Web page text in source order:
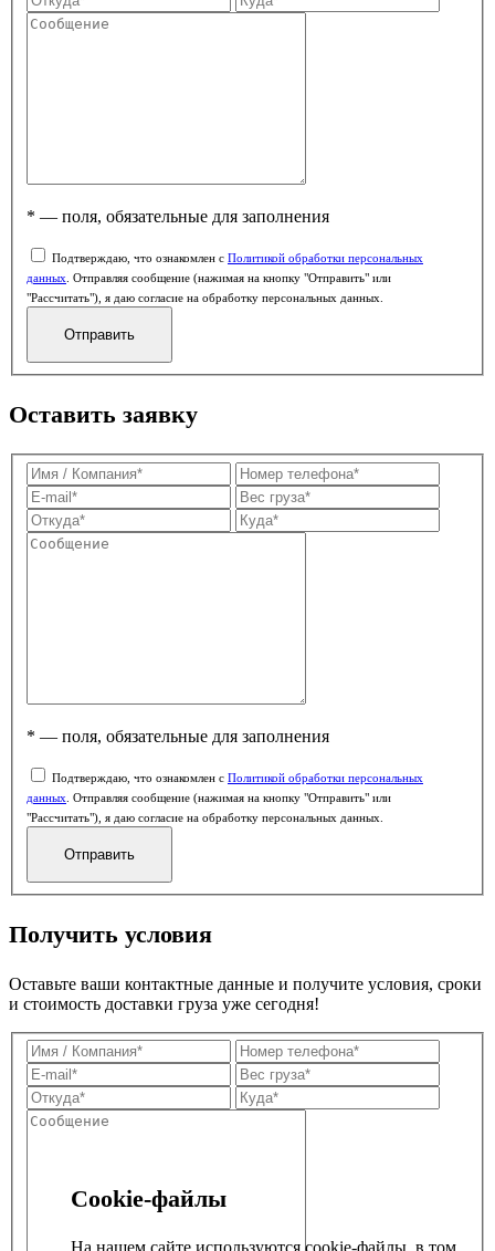
* — поля, обязательные для заполнения
Подтверждаю, что ознакомлен с Политикой обработки персональных
данных . Отправляя сообщение (нажимая на кнопку "Отправить" или
"Рассчитать"), я даю согласие на обработку персональных данных.
Оставить заявку
* — поля, обязательные для заполнения
Подтверждаю, что ознакомлен с Политикой обработки персональных
данных . Отправляя сообщение (нажимая на кнопку "Отправить" или
"Рассчитать"), я даю согласие на обработку персональных данных.
Получить условия
Оставьте ваши контактные данные и получите условия, сроки
и стоимость доставки груза уже сегодня!
Cookie-файлы
На нашем сайте используются cookie-файлы, в том